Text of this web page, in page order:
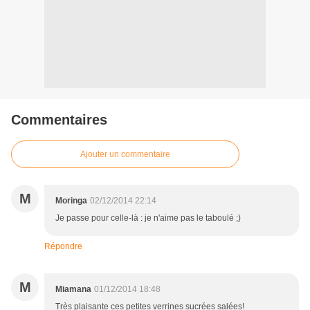
Commentaires
Ajouter un commentaire
M Moringa 02/12/2014 22:14
Je passe pour celle-là : je n'aime pas le taboulé ;)
Répondre
M Miamana 01/12/2014 18:48
Très plaisante ces petites verrines sucrées salées!